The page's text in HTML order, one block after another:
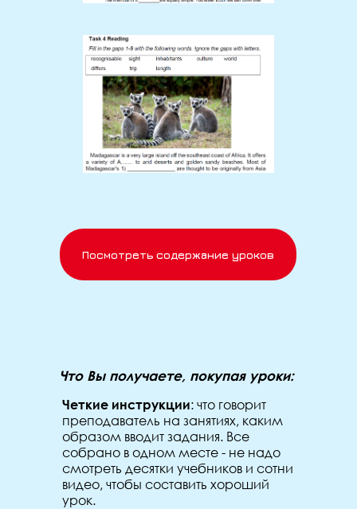
Посмотреть содержание уроков
Что Вы получаете, покупая уроки:
Четкие инструкции: что говорит
преподаватель на занятиях, каким
образом вводит задания. Все
собрано в одном месте - не надо
смотреть десятки учебников и сотни
видео, чтобы составить хороший
урок.